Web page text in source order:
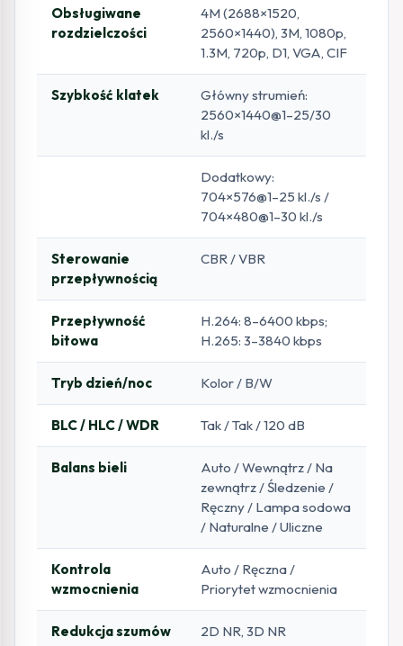
Obsługiwane
rozdzielczości
4M (2688×1520,
2560×1440), 3M, 1080p,
1.3M, 720p, D1, VGA, CIF
Szybkość klatek
Główny strumień:
2560×1440@1–25/30
kl./s
Dodatkowy:
704×576@1–25 kl./s /
704×480@1–30 kl./s
Sterowanie
przepływnością
CBR / VBR
Przepływność
bitowa
H.264: 8–6400 kbps;
H.265: 3–3840 kbps
Tryb dzień/noc Kolor / B/W
BLC / HLC / WDR Tak / Tak / 120 dB
Balans bieli
Auto / Wewnątrz / Na
zewnątrz / Śledzenie /
Ręczny / Lampa sodowa
/ Naturalne / Uliczne
Kontrola
wzmocnienia
Auto / Ręczna /
Priorytet wzmocnienia
Redukcja szumów 2D NR, 3D NR